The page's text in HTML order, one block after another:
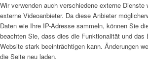
Wir verwenden auch verschiedene externe Dienste
externe Videoanbieter. Da diese Anbieter
Daten wie Ihre IP-Adresse sammeln, können Sie
beachten Sie, dass dies die Funktionalität und das
Website stark beeinträchtigen kann. Änderungen
die Seite neu laden.